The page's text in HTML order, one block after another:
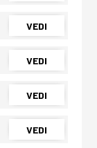
VEDI
VEDI
VEDI
VEDI